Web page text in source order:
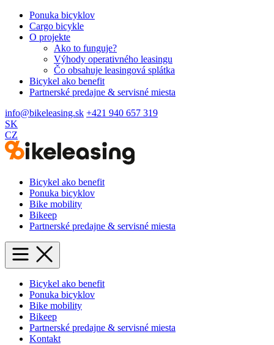
Ponuka bicyklov
Cargo bicykle
O projekte
Ako to funguje?
Výhody operativného leasingu
Čo obsahuje leasingová splátka
Bicykel ako benefit
Partnerské predajne & servisné miesta
info@bikeleasing.sk +421 940 657 319
SK
CZ
Bicykel ako benefit
Ponuka bicyklov
Bike mobility
Bikeep
Partnerské predajne & servisné miesta
Bicykel ako benefit
Ponuka bicyklov
Bike mobility
Bikeep
Partnerské predajne & servisné miesta
Kontakt